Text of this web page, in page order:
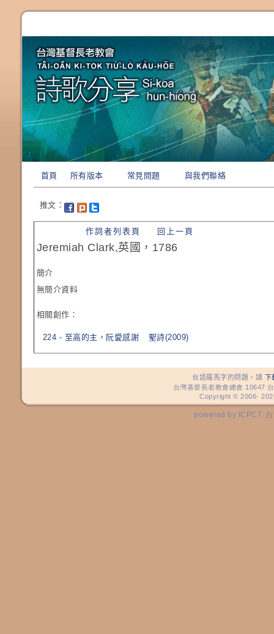
首頁 所有版本 常見問題 與我們聯絡
推文：
作詞者列表頁 回上一頁
Jeremiah Clark,英國，1786
簡介
無簡介資料
相關創作：
224 - 至高的主，阮愛感謝 聖詩(2009)
台語羅馬字的問題，請 下
台灣基督長老教會總會 10647
Copyright © 2006-
powered by ICPCT.